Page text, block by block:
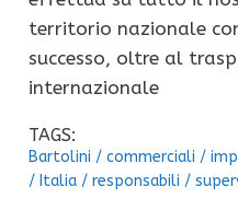
territorio nazionale
successo, oltre al
internazionale
TAGS:
Bartolini / commerciali /
/ Italia/ responsabili /